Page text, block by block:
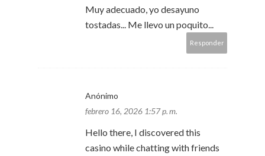
Muy adecuado, yo desayuno
tostadas... Me llevo un poquito...
Responder
Anónimo
febrero 16, 2026 1:57 p. m.
Hello there, I discovered this
casino while chatting with friends